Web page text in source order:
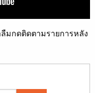
มกดติดตามรายการหลัง